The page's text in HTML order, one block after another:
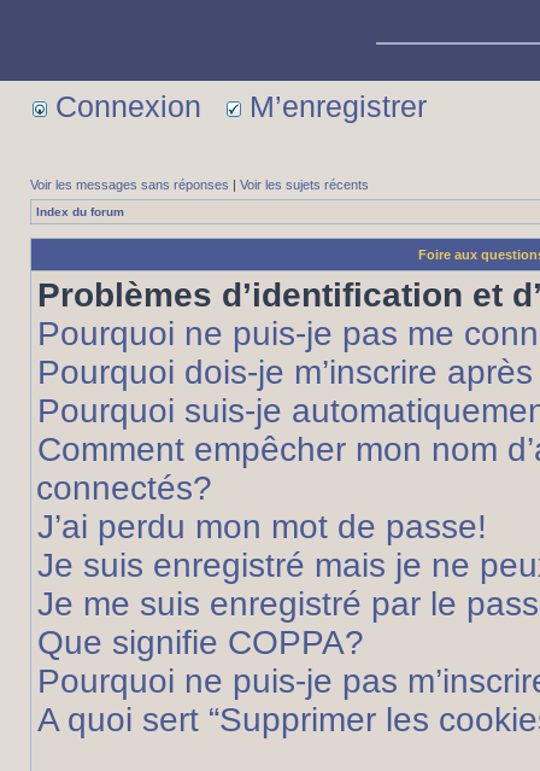
Connexion M’enregistrer
Voir les messages sans réponses | Voir les sujets récents
Index du forum
Foire aux
Problèmes d’identification et
Pourquoi ne puis-je pas me
Pourquoi dois-je m’inscrire
Pourquoi suis-je
Comment empêcher mon nom
connectés?
J’ai perdu mon mot de passe!
Je suis enregistré mais je ne
Je me suis enregistré par le
Que signifie COPPA?
Pourquoi ne puis-je pas
A quoi sert “Supprimer les